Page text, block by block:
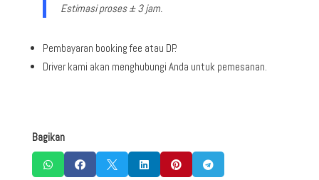
Estimasi proses ± 3 jam.
Pembayaran booking fee atau DP.
Driver kami akan menghubungi Anda untuk pemesanan.
Bagikan
     